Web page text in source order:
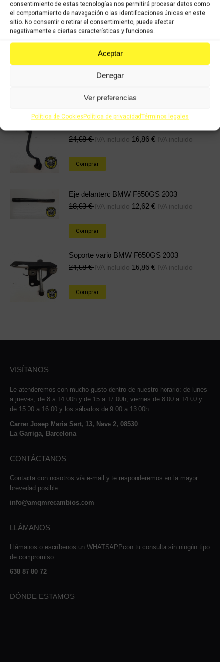
consentimiento de estas tecnologías nos permitirá procesar datos como
el comportamiento de navegación o las identificaciones únicas en este
sitio. No consentir o retirar el consentimiento, puede afectar
negativamente a ciertas características y funciones.
Aceptar
Denegar
Ver preferencias
Política de CookiesPolítica de privacidadTérminos legales
Share this product
on
on
on
Pinterest
Share
on
LinkedIn
Productos relacionados
24,08€ IVA incluido 16,86 € IVA incluido
Comprar
Eje delantero BMW F650GS 2003
18,03€ IVA incluido 12,62 € IVA incluido
Comprar
Soporte vario BMW F650GS 2003
24,08€ IVA incluido 16,86 € IVA incluido
Comprar
VISÍTANOS
Le atenderemos con mucho gusto dentro de nuestro horario: de lunes
a jueves, de 8 a 14:00h y de 15 a 17:00h, viernes de 8:00 a 14:00 y
de 15:00 a 16:00 y los sábados de 9:00 a 13:00h.
Carrer Josep Maria Sert, 13, Nave 2, 08530
La Garriga, Barcelona
CONTÁCTANOS
Contacta con nosotros vía e-mail y te responderemos en la mayor
brevedad posible.
info@amqmrecambios.com
LLÁMANOS
Llámanos o escríbenos un WHATSAPPcon tu consulta sin ningún tipo
de compromiso
638 87 80 72
DÓNDE ESTAMOS